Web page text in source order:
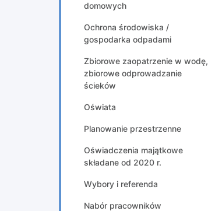
domowych
Ochrona środowiska /
gospodarka odpadami
Zbiorowe zaopatrzenie w wodę,
zbiorowe odprowadzanie
ścieków
Oświata
Planowanie przestrzenne
Oświadczenia majątkowe
składane od 2020 r.
Wybory i referenda
Nabór pracowników